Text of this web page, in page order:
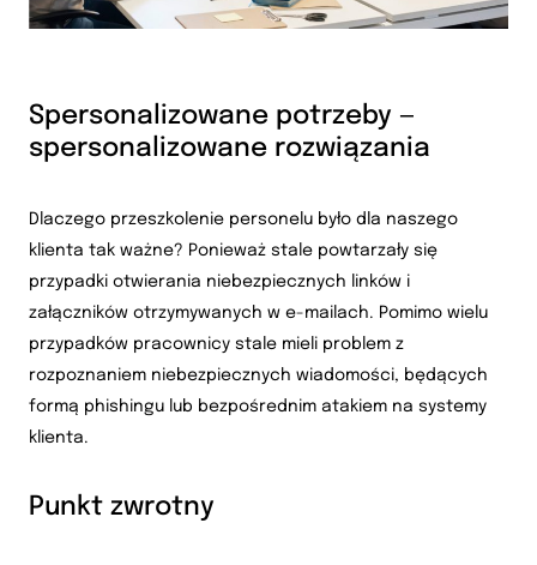
Spersonalizowane potrzeby —
spersonalizowane rozwiązania
Dlaczego przeszkolenie personelu było dla naszego
klienta tak ważne? Ponieważ stale powtarzały się
przypadki otwierania niebezpiecznych linków i
załączników otrzymywanych w e-mailach. Pomimo wielu
przypadków pracownicy stale mieli problem z
rozpoznaniem niebezpiecznych wiadomości, będących
formą phishingu lub bezpośrednim atakiem na systemy
klienta.
Punkt zwrotny